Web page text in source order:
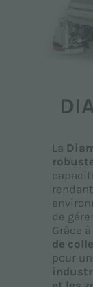
La
de
Grâce
de
pour